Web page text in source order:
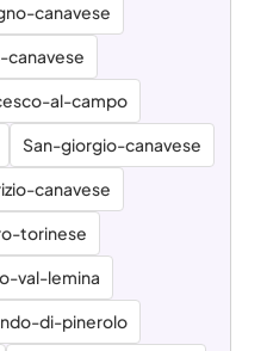
canavese
canavese
al-campo
San-giorgio-canavese
canavese
torinese
val-lemina
di-pinerolo